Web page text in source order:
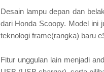
Desain lampu depan dan
dari Honda Scoopy. Model ini
teknologi frame(rangka) baru
Fitur unggulan lain menjadi